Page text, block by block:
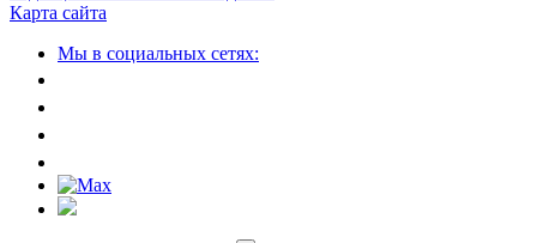
Карта сайта
Мы в социальных сетях: